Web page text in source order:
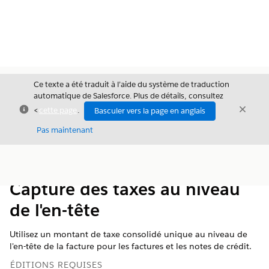
Fermer
Ce texte a été traduit à l’aide du système de traduction
automatique de Salesforce. Plus de détails, consultez
<cette page .
Basculer vers la page en anglais
Pas maintenant
Fermer
Capture des taxes au niveau
de l'en-tête
Utilisez un montant de taxe consolidé unique au niveau de
l'en-tête de la facture pour les factures et les notes de crédit.
ÉDITIONS REQUISES